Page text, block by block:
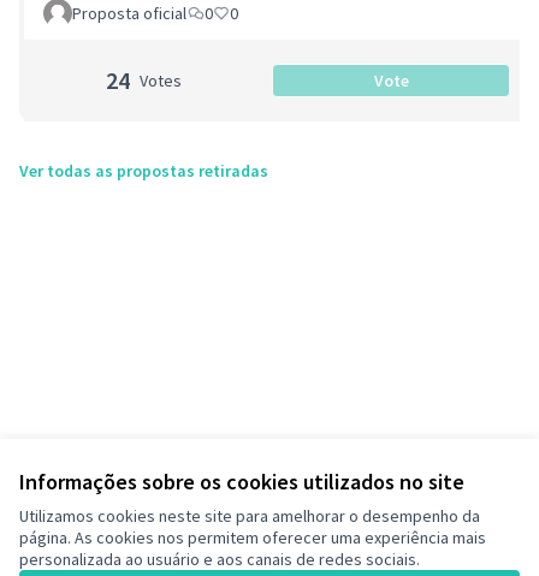
Informações sobre os cookies utilizados no site
Utilizamos cookies neste site para amelhorar o desempenho da
página. As cookies nos permitem oferecer uma experiência mais
personalizada ao usuário e aos canais de redes sociais.
Proposta oficial 0 0
24 Votes Vote
Ver todas as propostas retiradas